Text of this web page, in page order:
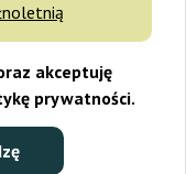
akceptuję
prywatności.
– co to
2026-01-13